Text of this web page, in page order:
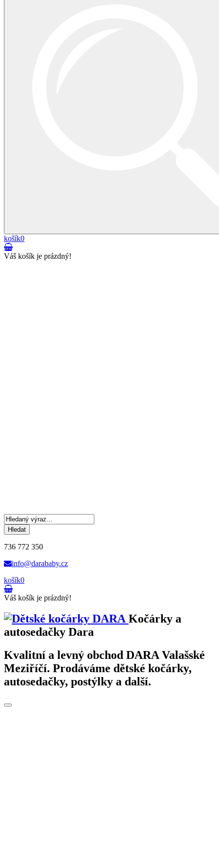
košík0
Váš košík je prázdný!
Hledat
736 772 350
info@darababy.cz
košík0
Váš košík je prázdný!
Kočárky a
autosedačky Dara
Kvalitní a levný obchod DARA Valašské
Meziříčí. Prodáváme dětské kočárky,
autosedačky, postýlky a další.
Toggle